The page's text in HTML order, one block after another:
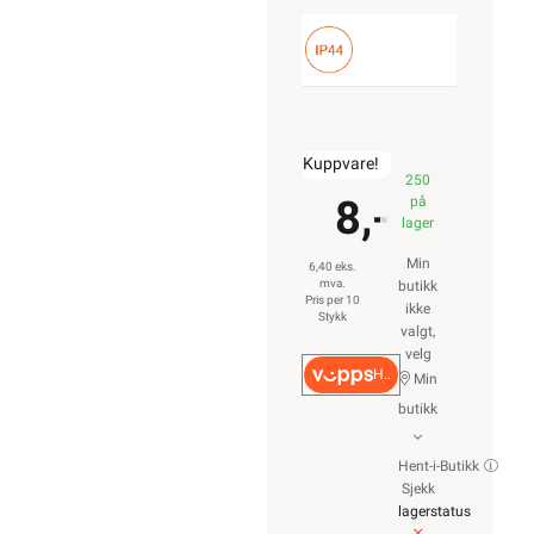
Kuppvare!
8,-
6,40 eks.
mva.
Pris per 10
Stykk
Hurtigkasse
250
på
lager
Min
butikk
ikke
valgt,
velg
Min
butikk
Hent-i-Butikk
Sjekk
lagerstatus